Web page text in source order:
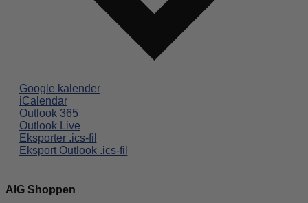
Google kalender
iCalendar
Outlook 365
Outlook Live
Eksporter .ics-fil
Eksport Outlook .ics-fil
AIG Shoppen